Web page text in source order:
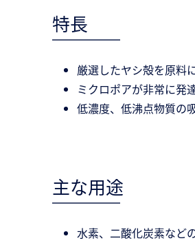
特長
厳選したヤシ殻を原料
ミクロポアが非常に発
低濃度、低沸点物質の
主な用途
水素、二酸化炭素など